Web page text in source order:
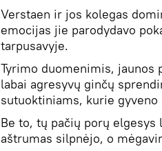
Verstaen ir jos kolegas
emocijas jie parodydavo
tarpusavyje.
Tyrimo duomenimis,
labai agresyvų ginčų
sutuoktiniams, kurie
Be to, tų pačių porų
aštrumas silpnėjo, o